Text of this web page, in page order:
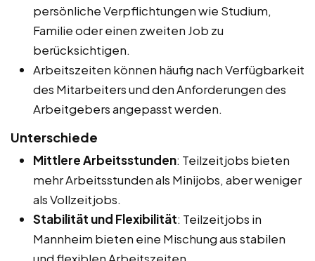
persönliche Verpflichtungen wie Studium,
Familie oder einen zweiten Job zu
berücksichtigen.
Arbeitszeiten können häufig nach Verfügbarkeit
des Mitarbeiters und den Anforderungen des
Arbeitgebers angepasst werden.
Unterschiede
Mittlere Arbeitsstunden: Teilzeitjobs bieten
mehr Arbeitsstunden als Minijobs, aber weniger
als Vollzeitjobs.
Stabilität und Flexibilität: Teilzeitjobs in
Mannheim bieten eine Mischung aus stabilen